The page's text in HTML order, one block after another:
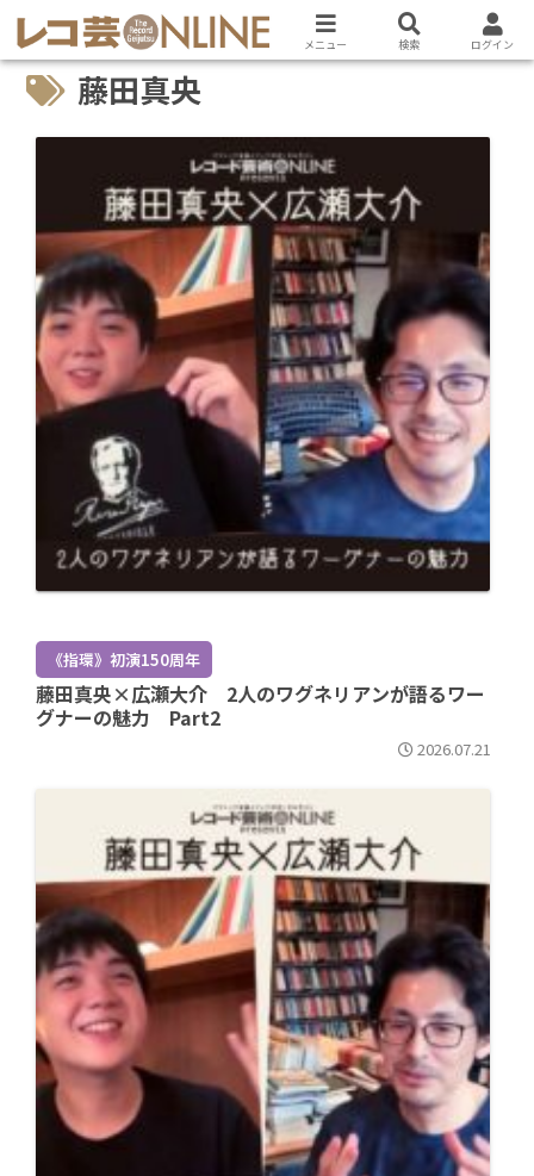
藤田真央
《指環》初演150周年
藤田真央×広瀬大介 2人のワグネリアンが語るワー
グナーの魅力 Part2
2026.07.21
メニュー 検索 ログイン